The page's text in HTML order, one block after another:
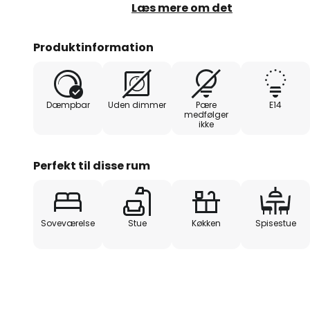
forbundet med lysrammen via
Læs mere om det
Produktinformation
Dæmpbar Uden dimmer
Pære
medfølger
ikke
E14
Perfekt til disse rum
Soveværelse Stue Køkken Spisestue